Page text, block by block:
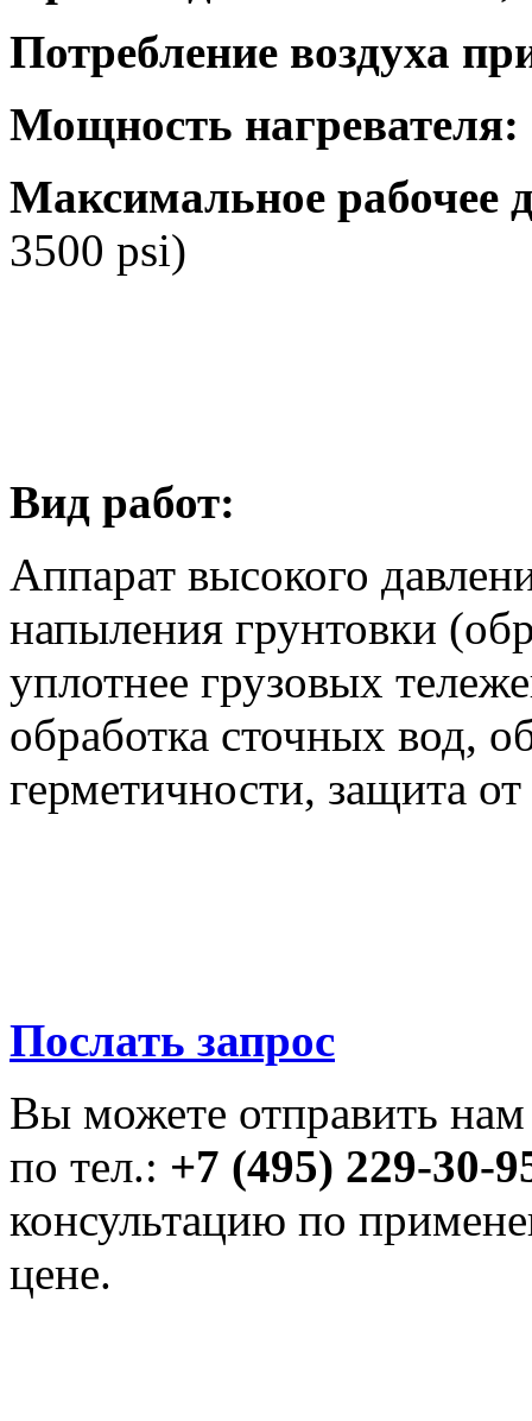
Потребление воздуха
Мощность нагревателя:
Максимальное рабочее
3500 psi)
Вид работ:
Аппарат высокого
напыления грунтовки
уплотнее грузовых
обработка сточных вод,
герметичности, защита
Послать запрос
Вы можете отправить
по тел.: +7 (495) 229-30-
консультацию по
цене.